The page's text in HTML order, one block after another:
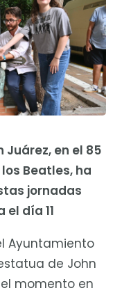
en el 85
Beatles, ha
jornadas
día 11
Ayuntamiento
de John
momento en